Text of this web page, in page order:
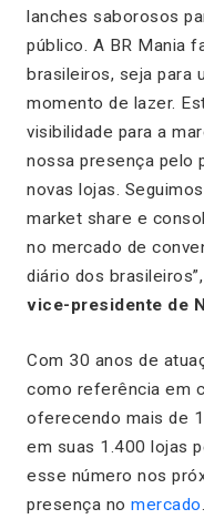
lanches saborosos
público. A BR Mania
brasileiros, seja para
momento de lazer.
visibilidade para a
nossa presença pelo
novas lojas.
market share e
no mercado de
diário dos brasileiros”
vice-presidente de
Com 30 anos de
como referência em
oferecendo mais de
em suas 1.400 lojas
esse número nos
presença no mercado.